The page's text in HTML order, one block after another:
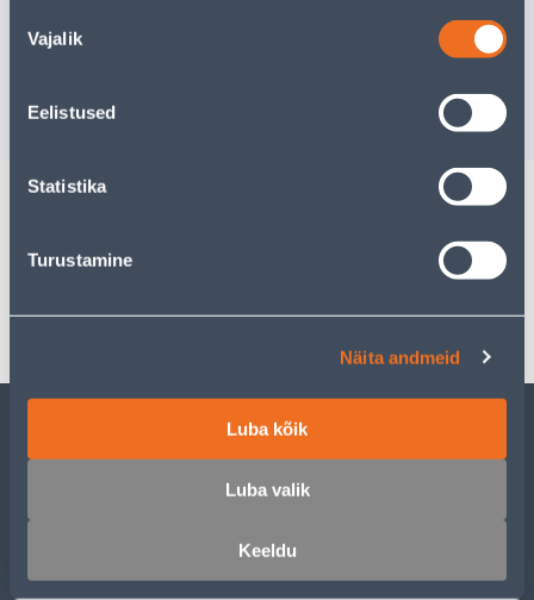
valik
Vajalik
Eelistused
Statistika
Turustamine
Näita andmeid
Luba kõik
Luba valik
Keeldu
480W
ОБСЛУЖИВАНИЕ ЧАСТНЫХ КЛИЕНТОВ
УСЛУГИ
КЛУБ МАСТЕРОВ